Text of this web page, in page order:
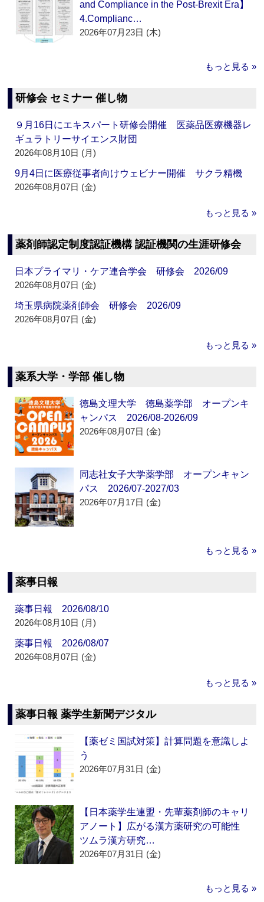
and Compliance in the Post-Brexit Era】
4.Complianc…
2026年07月23日 (木)
もっと見る »
研修会 セミナー 催し物
９月16日にエキスパート研修会開催 医薬品医療機器レ
ギュラトリーサイエンス財団
2026年08月10日 (月)
9月4日に医療従事者向けウェビナー開催 サクラ精機
2026年08月07日 (金)
もっと見る »
薬剤師認定制度認証機構 認証機関の生涯研修会
日本プライマリ・ケア連合学会 研修会 2026/09
2026年08月07日 (金)
埼玉県病院薬剤師会 研修会 2026/09
2026年08月07日 (金)
もっと見る »
薬系大学・学部 催し物
徳島文理大学 徳島薬学部 オープンキ
ャンパス 2026/08-2026/09
2026年08月07日 (金)
同志社女子大学薬学部 オープンキャン
パス 2026/07-2027/03
2026年07月17日 (金)
もっと見る »
薬事日報
薬事日報 2026/08/10
2026年08月10日 (月)
薬事日報 2026/08/07
2026年08月07日 (金)
もっと見る »
薬事日報 薬学生新聞デジタル
【薬ゼミ国試対策】計算問題を意識しよ
う
2026年07月31日 (金)
【日本薬学生連盟・先輩薬剤師のキャリ
アノート】広がる漢方薬研究の可能性
ツムラ漢方研究…
2026年07月31日 (金)
もっと見る »